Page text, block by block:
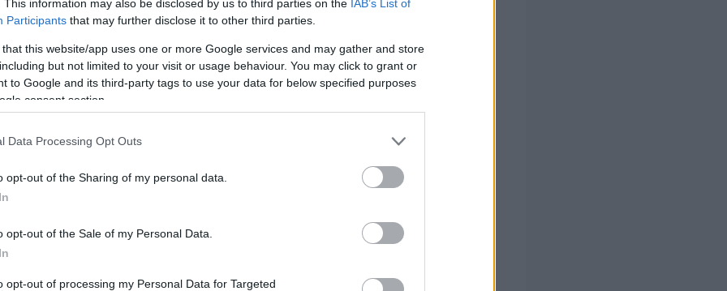
This information may also be disclosed by us to third parties on the IAB’s List of
Participants that may further disclose it to other third parties.
that this website/app uses one or more Google services and may gather and store
but not limited to your visit or usage behaviour. You may click to grant or
to Google and its third-party tags to use your data for below specified purposes
consent section.
Data Processing Opt Outs
opt-out of the Sharing of my personal data.
opt-out of the Sale of my Personal Data.
opt-out of processing my Personal Data for Targeted
από την 1/1/1993 και μετά, το επίδομα ανέρχεται σε
μισθωτών, υπάρχει δυνατότητα λήψης και εξωιδρυματικού
το συνολικό ποσό να μπορεί να φτάσει
επίπεδο, το επίδομα μπορεί να φτάσει έως τα τον μήνα.
ιδιαίτερα σημαντική, καθώς είναι αφορολόγητη και ακατάσχετη
τους συνταξιούχους από το Δημόσιο
ισχύει για τους συνταξιούχους του
. Αντί για το